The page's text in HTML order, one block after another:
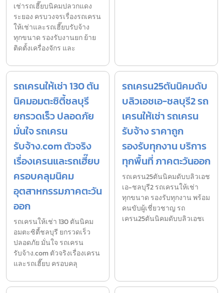
เช่ารถเฮี๊ยบนิคมปลวกแดง
ระยอง ครบวงจรเรื่องรถเครน
ให้เช่าและรถเฮี๊ยบรับจ้าง
ทุกขนาด รองรับงานยก ย้าย
ติดตั้งเครื่องจักร และ
รถเครนให้เช่า 130 ตัน
นิคมอมตะซิตี้ชลบุรี
ยกรวดเร็ว ปลอดภัย
มั่นใจ รถเครน
รับจ้าง.com ตัวจริง
เรื่องเครนและรถเฮี๊ยบ
ครอบคลุมนิคม
อุตสาหกรรมภาคตะวัน
ออก
รถเครนให้เช่า 130 ตันนิคม
อมตะซิตี้ชลบุรี ยกรวดเร็ว
ปลอดภัย มั่นใจ รถเครน
รับจ้าง.com ตัวจริงเรื่องเครน
และรถเฮี๊ยบ ครอบคลุ
รถเครน25ตันนิคมดับ
บลิวเอชเอ-ชลบุรี2 รถ
เครนให้เช่า รถเครน
รับจ้าง ราคาถูก
รองรับทุกงาน บริการ
ทุกพื้นที่ ภาคตะวันออก
รถเครน25ตันนิคมดับบลิวเอช
เอ-ชลบุรี2 รถเครนให้เช่า
ทุกขนาด รองรับทุกงาน พร้อม
คนขับผู้เชี่ยวชาญ รถ
เครน25ตันนิคมดับบลิวเอชเ